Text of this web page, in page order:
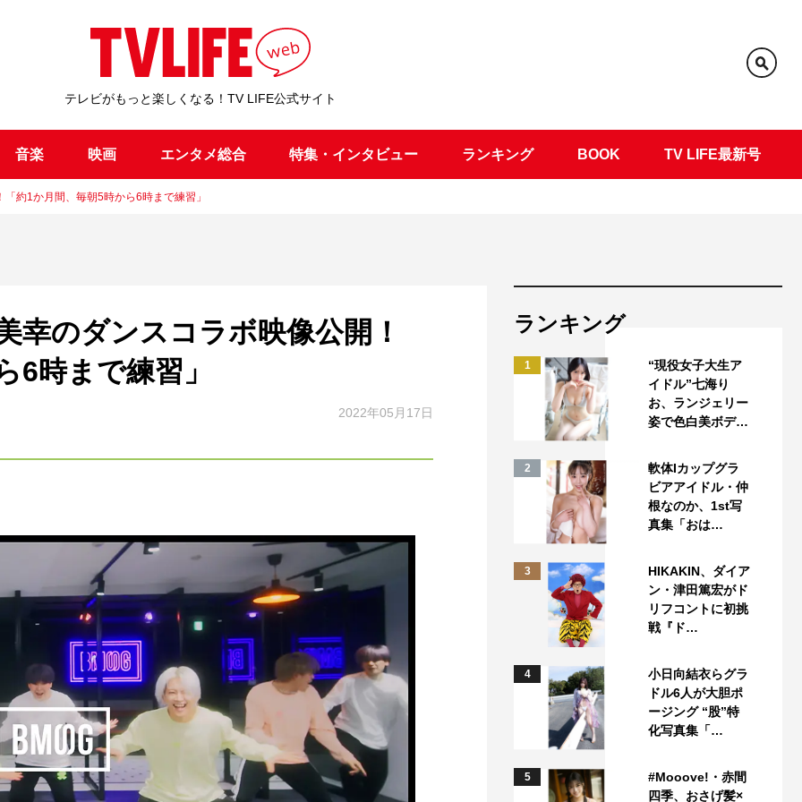
テレビがもっと楽しくなる！TV LIFE公式サイト
音楽 映画 エンタメ総合 特集・インタビュー ランキング BOOK TV LIFE最新号
約1か月間、毎朝5時から6時まで練習」
幸のダンスコラボ映像公開！
6時まで練習」
2022年05月17日
ランキング
1
“現役女子大生ア
イドル”七海り
お、ランジェリー
姿で色白美ボデ…
2
軟体Iカップグラ
ビアアイドル・仲
根なのか、1st写
真集「おは…
3
HIKAKIN、ダイア
ン・津田篤宏がド
リフコントに初挑
戦『ド…
4
小日向結衣らグラ
ドル6人が大胆ポ
ージング “股”特
化写真集「…
5
#Mooove!・赤間
四季、おさげ髪×